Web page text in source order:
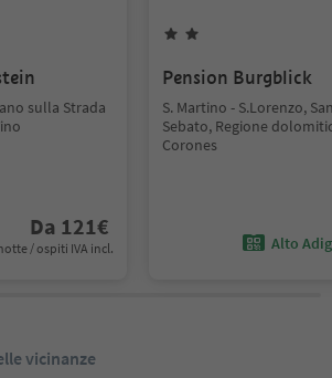
sulla Strada
Da 121€
/ ospiti IVA incl.
Pension Burgblick
S. Martino - S.Lorenzo,
Sebato, Regione
Corones
Alto
vicinanze